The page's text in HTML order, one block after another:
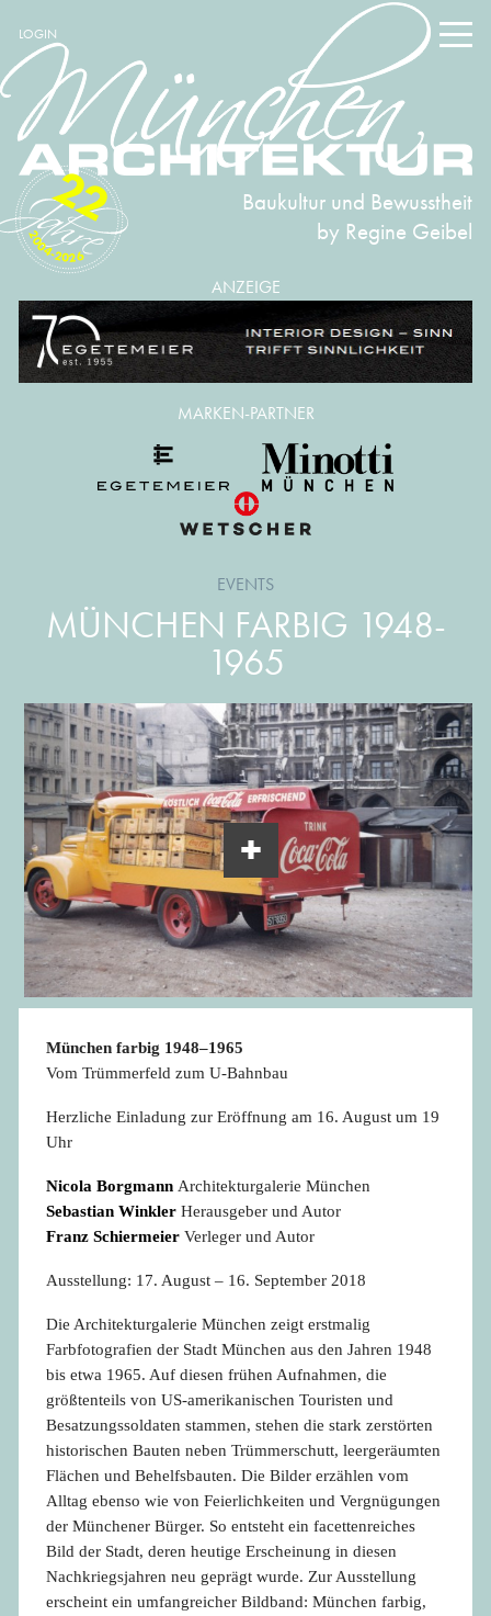
LOGIN
Baukultur und Bewusstheit
by Regine Geibel
2004-2026
22
ANZEIGE
EVENTS
MÜNCHEN FARBIG 1948-
1965
München farbig 1948–1965
Vom Trümmerfeld zum U-Bahnbau
Herzliche Einladung zur Eröffnung am 16. August um 19
Uhr
Nicola Borgmann Architekturgalerie München
Sebastian Winkler Herausgeber und Autor
Franz Schiermeier Verleger und Autor
Ausstellung: 17. August – 16. September 2018
Die Architekturgalerie München zeigt erstmalig
Farbfotografien der Stadt München aus den Jahren 1948
bis etwa 1965. Auf diesen frühen Aufnahmen, die
größtenteils von US-amerikanischen Touristen und
Besatzungssoldaten stammen, stehen die stark zerstörten
historischen Bauten neben Trümmerschutt, leergeräumten
Flächen und Behelfsbauten. Die Bilder erzählen vom
Alltag ebenso wie von Feierlichkeiten und Vergnügungen
der Münchener Bürger. So entsteht ein facettenreiches
Bild der Stadt, deren heutige Erscheinung in diesen
Nachkriegsjahren neu geprägt wurde. Zur Ausstellung
erscheint ein umfangreicher Bildband: München farbig,